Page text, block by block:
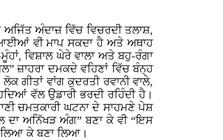
ਅੰਦਾਜ਼ ਵਿੱਚ ਵਿਚਰਦੀ ਤਲਾਸ਼,
ਵੀ ਮਾਪ ਸਕਦਾ ਹੈ ਅਤੇ ਅਥਾਹ
ਵਿਸ਼ਾਲ ਘੇਰੇ ਵਾਲਾ ਅਤੇ ਬਹੁ-ਰੰਗਾ
ਜ਼ਾਹਰਾ ਦਮਕਦੇ ਵਹਿਣਾਂ ਵਿੱਚ ਬੰਨ੍ਹ
ਗੀਤਾਂ ਵਾਂਗ ਕੁਦਰਤੀ ਰਵਾਨੀ ਵਾਲੇ,
ਵੱਲ ਉਡਾਰੀ ਭਰਦੀ ਰਹਿੰਦੀ ਹੈ।
ਚਮਤਕਾਰੀ ਘਟਨਾ ਦੇ ਸਾਹਮਣੇ ਪੇਸ਼
ਦਾ ਅਨਿੱਖੜ ਅੰਗ” ਬਣਾ ਕੇ ਵੀ “ਇਸ
ਲਿਆ ਕੇ ਬਣਾ ਲਿਆ।